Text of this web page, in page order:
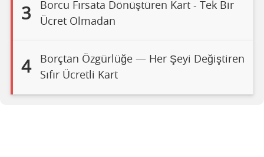
3
Borcu Fırsata Dönüştüren Kart - Tek Bir
Ücret Olmadan
4
Borçtan Özgürlüğe — Her Şeyi Değiştiren
Sıfır Ücretli Kart